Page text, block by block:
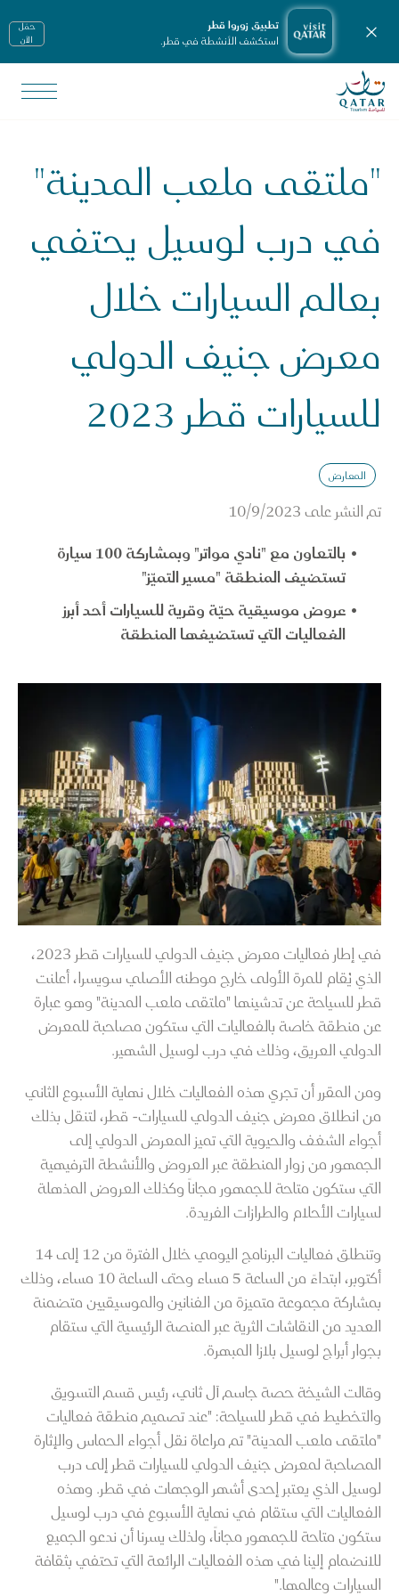
تطبيق زوروا قطر
استكشف الأنشطة في قطر.
حمّل
الأن
إغلاق الإشعارات
الصفحة الرئيسية لموقع VisitQatar
"ملتقى ملعب المدينة" في درب لوسيل يحتفي بعالم السيارات خلال
"ملتقى ملعب المدينة"
في درب لوسيل يحتفي
بعالم السيارات خلال
معرض جنيف الدولي
للسيارات قطر 2023
المعارض
تم النشر على 10/9/2023
بالتعاون مع "نادي مواتر" وبمشاركة 100 سيارة
تستضيف المنطقة "مسير التميّز"
عروض موسيقية حيّة وقرية للسيارات أحد أبرز
الفعاليات التي تستضيفها المنطقة
في إطار فعاليات معرض جنيف الدولي للسيارات قطر 2023،
الذي يُقام للمرة الأولى خارج موطنه الأصلي سويسرا، أعلنت
قطر للسياحة عن تدشينها "ملتقى ملعب المدينة" وهو عبارة
عن منطقة خاصة بالفعاليات التي ستكون مصاحبة للمعرض
الدولي العريق، وذلك في درب لوسيل الشهير.
ومن المقرر أن تجري هذه الفعاليات خلال نهاية الأسبوع الثاني
من انطلاق معرض جنيف الدولي للسيارات- قطر، لتنقل بذلك
أجواء الشغف والحيوية التي تميز المعرض الدولي إلى
الجمهور من زوار المنطقة عبر العروض والأنشطة الترفيهية
التي ستكون متاحة للجمهور مجاناً وكذلك العروض المذهلة
لسيارات الأحلام والطرازات الفريدة.
وتنطلق فعاليات البرنامج اليومي خلال الفترة من 12 إلى 14
أكتوبر، ابتداءً من الساعة 5 مساء وحتى الساعة 10 مساء، وذلك
بمشاركة مجموعة متميزة من الفنانين والموسيقيين متضمنة
العديد من النقاشات الثرية عبر المنصة الرئيسية التي ستقام
بجوار أبراج لوسيل بلازا المبهرة.
وقالت الشيخة حصة جاسم آل ثاني، رئيس قسم التسويق
والتخطيط في قطر للسياحة: "عند تصميم منطقة فعاليات
"ملتقى ملعب المدينة" تم مراعاة نقل أجواء الحماس والإثارة
المصاحبة لمعرض جنيف الدولي للسيارات قطر إلى درب
لوسيل الذي يعتبر إحدى أشهر الوجهات في قطر. وهذه
الفعاليات التي ستقام في نهاية الأسبوع في درب لوسيل
ستكون متاحة للجمهور مجاناً، ولذلك يسرنا أن ندعو الجميع
للانضمام إلينا في هذه الفعاليات الرائعة التي تحتفي بثقافة
السيارات وعالمها."